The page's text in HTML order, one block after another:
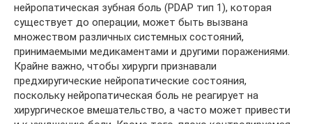
нейропатическая зубная боль (PDAP тип 1), которая
существует до операции, может быть вызвана
множеством различных системных состояний,
принимаемыми медикаментами и другими поражениями.
Крайне важно, чтобы хирурги признавали
предхиругические нейропатические состояния,
поскольку нейропатическая боль не реагирует на
хирургическое вмешательство, а часто может привести